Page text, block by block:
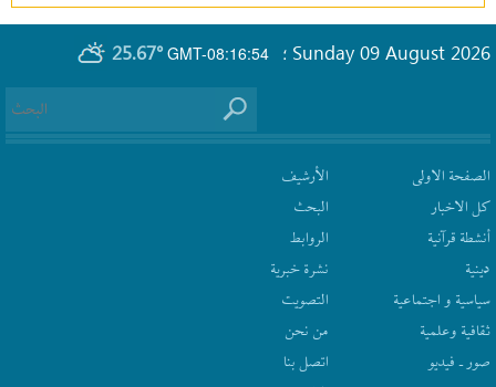
GMT-08:16:54
25.67° Sunday 09 August 2026 ؛
الصفحة الاولى
كل الاخبار
أنشطة قرآنیة
دينية
سیاسیة و اجتماعیة
ثقافیة وعلمیة
صور ـ فيديو
الأرشیف
البحث
الروابط
نشرة‌ خبریة
التصويت
من نحن
اتصل بنا